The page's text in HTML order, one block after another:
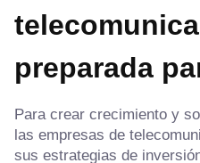
preparada
Para crear crecimiento y
las empresas de
sus estrategias de